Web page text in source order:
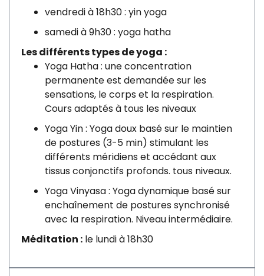
vendredi à 18h30 : yin yoga
samedi à 9h30 : yoga hatha
Les différents types de yoga :
Yoga Hatha : une concentration
permanente est demandée sur les
sensations, le corps et la respiration.
Cours adaptés à tous les niveaux
Yoga Yin : Yoga doux basé sur le maintien
de postures (3-5 min) stimulant les
différents méridiens et accédant aux
tissus conjonctifs profonds. tous niveaux.
Yoga Vinyasa : Yoga dynamique basé sur
enchaînement de postures synchronisé
avec la respiration. Niveau intermédiaire.
Méditation : le lundi à 18h30